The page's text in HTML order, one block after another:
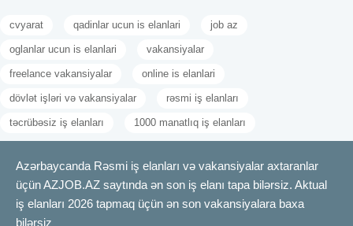
cvyarat qadinlar ucun is elanlari job az
oglanlar ucun is elanlari vakansiyalar
freelance vakansiyalar online is elanlari
dövlət işləri və vakansiyalar rəsmi iş elanları
təcrübəsiz iş elanları 1000 manatlıq iş elanları
Azərbaycanda Rəsmi iş elanları və vakansiyalar axtaranlar
üçün AZJOB.AZ saytında ən son iş elanı tapa bilərsiz. Aktual
iş elanları 2026 tapmaq üçün ən son vakansiyalara baxa
bilərsiz